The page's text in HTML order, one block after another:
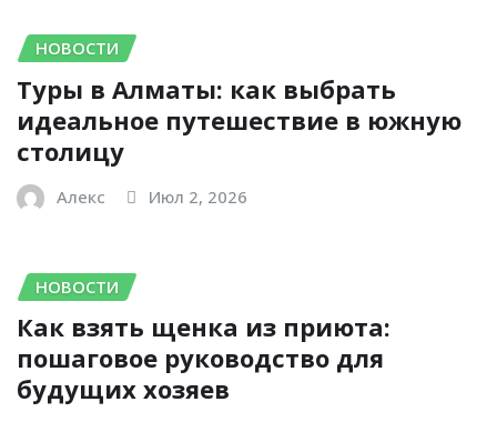
НОВОСТИ
Туры в Алматы: как выбрать
идеальное путешествие в южную
столицу
Алекс Июл 2, 2026
НОВОСТИ
Как взять щенка из приюта:
пошаговое руководство для
будущих хозяев